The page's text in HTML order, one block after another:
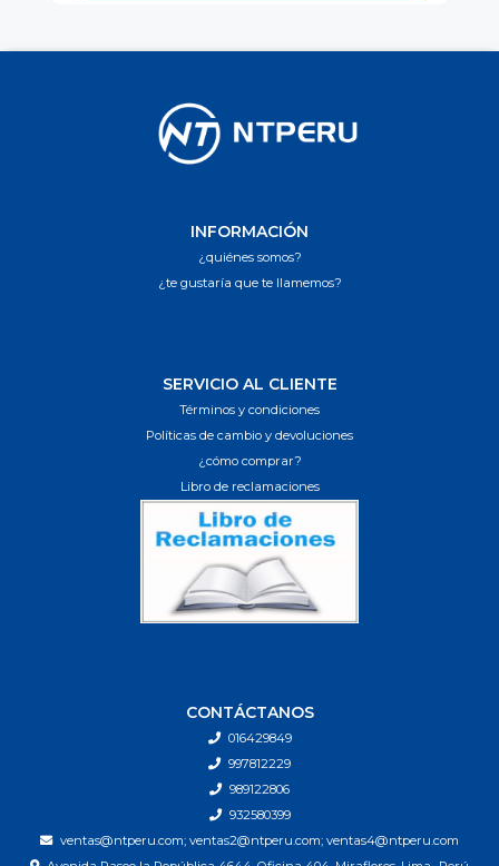
INFORMACIÓN
¿quiénes somos?
¿te gustaría que te llamemos?
SERVICIO AL CLIENTE
Términos y condiciones
Políticas de cambio y devoluciones
¿cómo comprar?
Libro de reclamaciones
CONTÁCTANOS
016429849
997812229
989122806
932580399
ventas@ntperu.com; ventas2@ntperu.com; ventas4@ntperu.com